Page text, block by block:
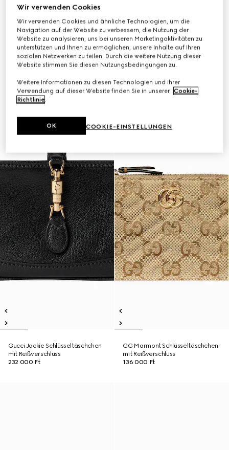
Gucci Jackie Schlüsseltäschchen
mit Reißverschluss
232 000 Ft
GG Marmont Schlüsseltäschchen
mit Reißverschluss
136 000 Ft
Wir verwenden Cookies
Wir verwenden Cookies und ähnliche Technologien, um die
Navigation auf der Website zu verbessern, die Nutzung der
Website zu analysieren, uns bei unseren Marketingaktivitäten zu
unterstützen und Ihnen zu ermöglichen, unsere Inhalte auf Ihren
sozialen Netzwerken zu teilen. Durch die weitere Nutzung dieser
Website stimmen Sie diesen Nutzungsbedingungen zu.
Weitere Informationen zu diesen Technologien und ihrer
Verwendung auf dieser Website finden Sie in unserer Cookie-
Richtlinie.
COOKIE-EINSTELLUNGEN
OK